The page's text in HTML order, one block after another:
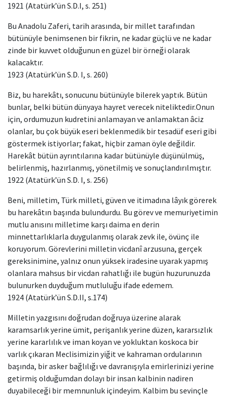
1921 (Atatürk’ün S.D.I, s. 251)
Bu Anadolu Zaferi, tarih arasında, bir millet tarafından
bütünüyle benimsenen bir fikrin, ne kadar güçlü ve ne kadar
zinde bir kuvvet olduğunun en güzel bir örneği olarak
kalacaktır.
1923 (Atatürk’ün S.D. I, s. 260)
Biz, bu harekâtı, sonucunu bütünüyle bilerek yaptık. Bütün
bunlar, belki bütün dünyaya hayret verecek niteliktedir.Onun
için, ordumuzun kudretini anlamayan ve anlamaktan âciz
olanlar, bu çok büyük eseri beklenmedik bir tesadüf eseri gibi
göstermek istiyorlar; fakat, hiçbir zaman öyle değildir.
Harekât bütün ayrıntılarına kadar bütünüyle düşünülmüş,
belirlenmiş, hazırlanmış, yönetilmiş ve sonuçlandırılmıştır.
1922 (Atatürk’ün S.D. I, s. 256)
Beni, milletim, Türk milleti, güven ve itimadına lâyık görerek
bu harekâtın başında bulundurdu. Bu görev ve memuriyetimin
mutlu anısını milletime karşı daima en derin
minnettarlıklarla duygulanmış olarak zevk ile, övünç ile
koruyorum. Görevlerini milletin vicdanî arzusuna, gerçek
gereksinimine, yalnız onun yüksek iradesine uyarak yapmış
olanlara mahsus bir vicdan rahatlığı ile bugün huzurunuzda
bulunurken duyduğum mutluluğu ifade edemem.
1924 (Atatürk’ün S.D.II, s.174)
Milletin yazgısını doğrudan doğruya üzerine alarak
karamsarlık yerine ümit, perişanlık yerine düzen, kararsızlık
yerine kararlılık ve iman koyan ve yokluktan koskoca bir
varlık çıkaran Meclisimizin yiğit ve kahraman ordularının
başında, bir asker bağlılığı ve davranışıyla emirlerinizi yerine
getirmiş olduğumdan dolayı bir insan kalbinin nadiren
duyabileceği bir memnunluk içindeyim. Kalbim bu sevinçle